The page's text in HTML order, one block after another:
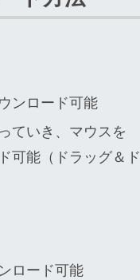
ンロード可能
ていき、マウスを
可能（ドラッグ＆ド
ロード可能